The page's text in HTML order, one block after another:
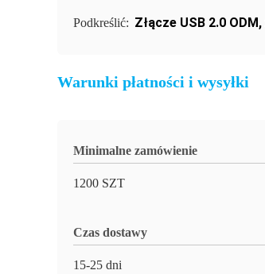
Podkreślić: Złącze USB 2.0 ODM,
Warunki płatności i wysyłki
Minimalne zamówienie
1200 SZT
Czas dostawy
15-25 dni